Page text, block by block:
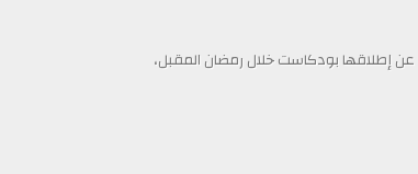
بودكاست خلال رمضان المقبل،